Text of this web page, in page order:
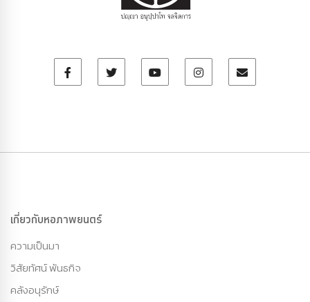
เกี่ยวกับหอภาพยนตร์
ความเป็นมา
วิสัยทัศน์ พันธกิจ
คลังอนุรักษ์